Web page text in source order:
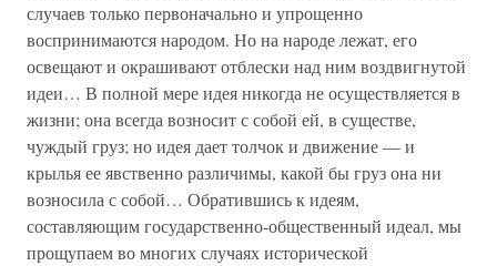
случаев только первоначально и упрощенно
воспринимаются народом. Но на народе лежат, его
освещают и окрашивают отблески над ним воздвигнутой
идеи… В полной мере идея никогда не осуществляется в
жизни; она всегда возносит с собой ей, в существе,
чуждый груз; но идея дает толчок и движение — и
крылья ее явственно различимы, какой бы груз она ни
возносила с собой… Обратившись к идеям,
составляющим государственно-общественный идеал, мы
прощупаем во многих случаях исторической